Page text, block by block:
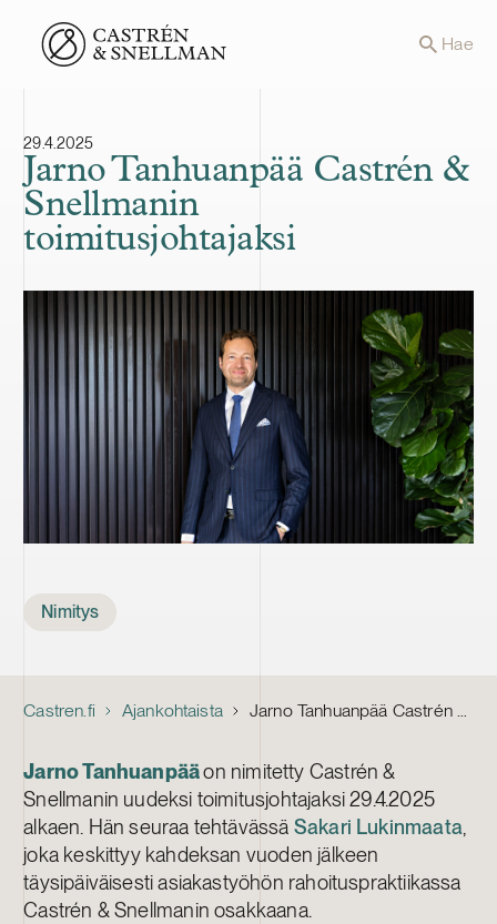
Front page Hae
29.4.2025
Jarno Tanhuanpää Castrén &
Snellmanin
toimitusjohtajaksi
Nimitys
Castren.fi Ajankohtaista Jarno Tanhuanpää Castrén & Snellmanin toimitusjohtajaksi
Jarno Tanhuanpääon nimitetty Castrén &
Snellmanin uudeksi toimitusjohtajaksi 29.4.2025
alkaen. Hän seuraa tehtävässä Sakari Lukinmaata
joka keskittyy kahdeksan vuoden jälkeen
täysipäiväisesti asiakastyöhön rahoituspraktiikassa
Castrén & Snellmanin osakkaana.